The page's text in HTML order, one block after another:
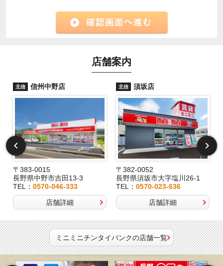
店舗案内
北信 信州中野店
〒383-0015
長野県中野市吉田13-3
TEL： 0570-046-333
店舗詳細
北信 須坂店
〒382-0052
長野県須坂市大字塩川26-1
TEL：0570-023-636
店舗詳細
ミニミニチンタイバンクの店舗一覧